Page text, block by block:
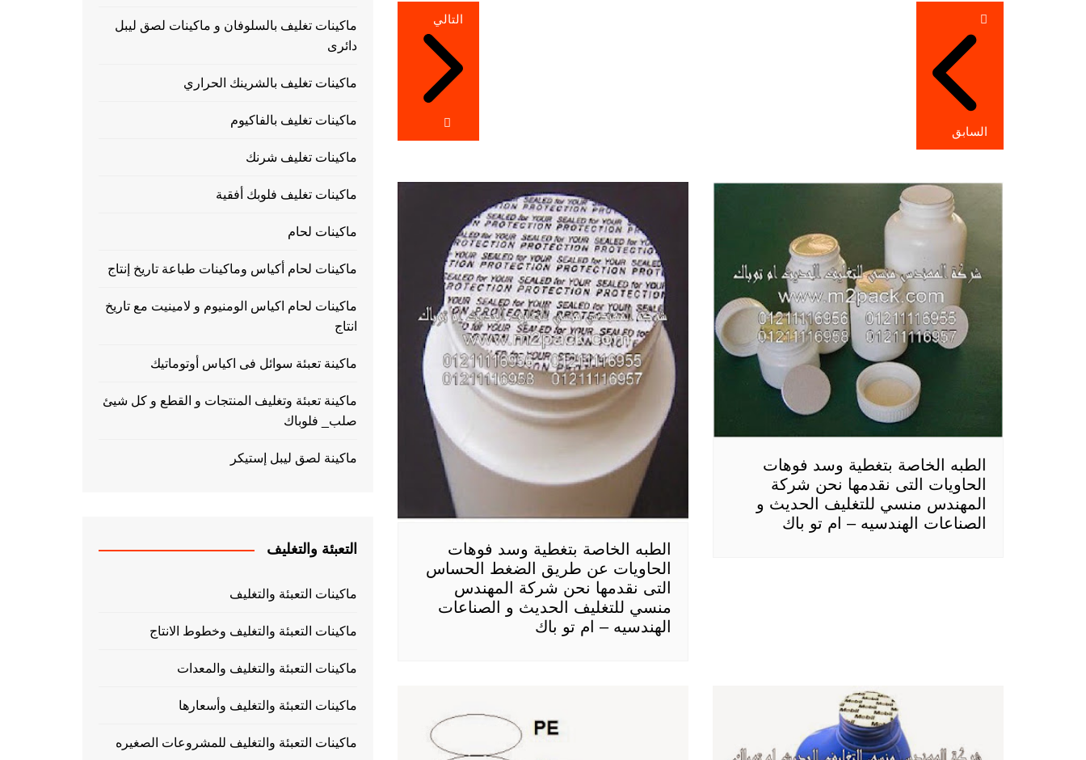
تصفّح
المقالات
السابق
التالي
الطبه الخاصة بتغطية وسد فوهات
الحاويات التى نقدمها نحن شركة
المهندس منسي للتغليف الحديث و
الصناعات الهندسيه – ام تو باك
الطبه الخاصة بتغطية وسد فوهات
الحاويات عن طريق الضغط الحساس
التى نقدمها نحن شركة المهندس
منسي للتغليف الحديث و الصناعات
الهندسيه – ام تو باك
ماكينات تغليف بالسلوفان و ماكينات لصق ليبل
دائرى
ماكينات تغليف بالشرينك الحراري
ماكينات تغليف بالفاكيوم
ماكينات تغليف شرنك
ماكينات تغليف فلوبك أفقية
ماكينات لحام
ماكينات لحام أكياس وماكينات طباعة تاريخ إنتاج
ماكينات لحام اكياس الومنيوم و لامينيت مع تاريخ
انتاج
ماكينة تعبئة سوائل فى اكياس أوتوماتيك
ماكينة تعبئة وتغليف المنتجات و القطع و كل شيئ
صلب_ فلوباك
ماكينة لصق ليبل إستيكر
التعبئة والتغليف
ماكينات التعبئة والتغليف
ماكينات التعبئة والتغليف وخطوط الانتاج
ماكينات التعبئة والتغليف والمعدات
ماكينات التعبئة والتغليف وأسعارها
ماكينات التعبئة والتغليف للمشروعات الصغيره